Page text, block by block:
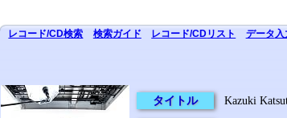
レコード/CD検索 検索ガイド レコード/CDリスト データ入
タイトル Kazuki